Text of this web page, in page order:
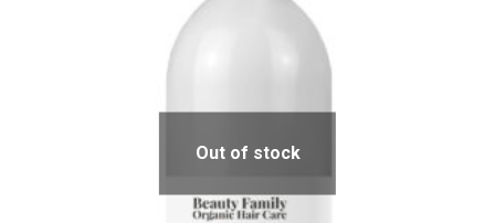
Out of stock